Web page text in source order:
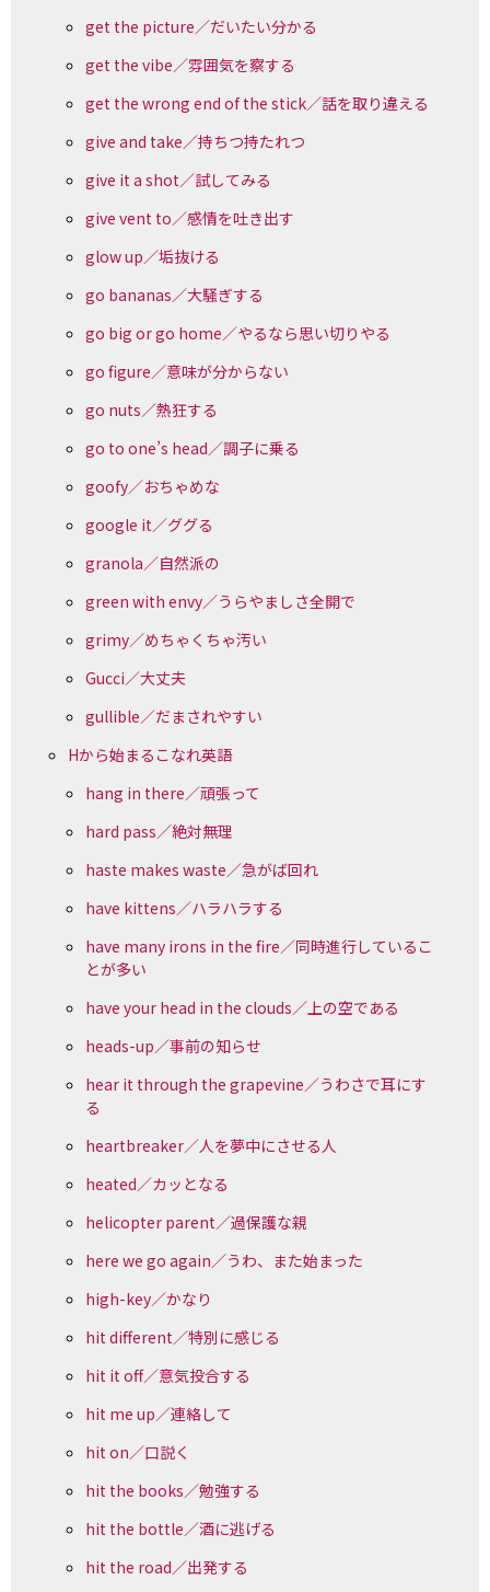
get the picture／だいたい分かる
get the vibe／雰囲気を察する
get the wrong end of the stick／話を取り違える
give and take／持ちつ持たれつ
give it a shot／試してみる
give vent to／感情を吐き出す
glow up／垢抜ける
go bananas／大騒ぎする
go big or go home／やるなら思い切りやる
go figure／意味が分からない
go nuts／熱狂する
go to one’s head／調子に乗る
goofy／おちゃめな
google it／ググる
granola／自然派の
green with envy／うらやましさ全開で
grimy／めちゃくちゃ汚い
Gucci／大丈夫
gullible／だまされやすい
Hから始まるこなれ英語
hang in there／頑張って
hard pass／絶対無理
haste makes waste／急がば回れ
have kittens／ハラハラする
have many irons in the fire／同時進行しているこ
とが多い
have your head in the clouds／上の空である
heads-up／事前の知らせ
hear it through the grapevine／うわさで耳にす
る
heartbreaker／人を夢中にさせる人
heated／カッとなる
helicopter parent／過保護な親
here we go again／うわ、また始まった
high-key／かなり
hit different／特別に感じる
hit it off／意気投合する
hit me up／連絡して
hit on／口説く
hit the books／勉強する
hit the bottle／酒に逃げる
hit the road／出発する